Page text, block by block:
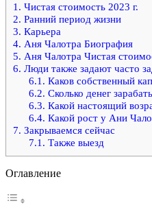
1. Чистая стоимость 2023 г.
2. Ранний период жизни
3. Карьера
4. Аня Чалотра Биография
5. Аня Чалотра Чистая
6. Люди также задают часто
6.1. Каков собственный
6.2. Сколько денег
6.3. Какой настоящий
6.4. Какой рост у Ани
7. Закрываемся сейчас
7.1. Также выезд
Оглавление